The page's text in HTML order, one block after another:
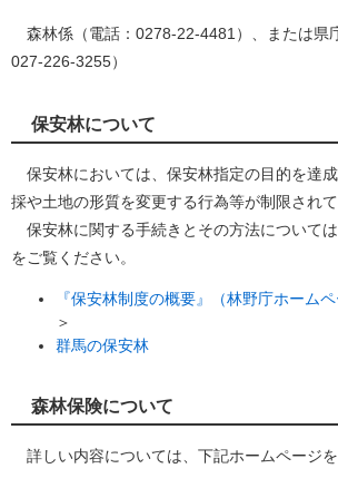
森林係（電話：0278-22-4481）、または県
027-226-3255）
保安林について
保安林においては、保安林指定の目的を達
採や土地の形質を変更する行為等が制限されて
保安林に関する手続きとその方法について
をご覧ください。
『保安林制度の概要』（林野庁ホームペ
＞
群馬の保安林
森林保険について
詳しい内容については、下記ホームページを